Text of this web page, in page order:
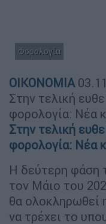
Φορολογία
ΟΙΚΟΝΟΜΙΑ
Στην τελική
φορολογία: Νέα
Στην τελική
φορολογία: Νέα
Η δεύτερη φάση
τον Μάιο του
θα ολοκληρωθεί
να τρέχει το